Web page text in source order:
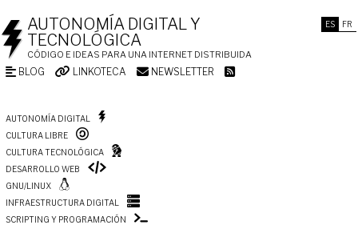
ES FR
AUTONOMÍA DIGITAL Y
TECNOLÓGICA
CÓDIGO E IDEAS PARA UNA INTERNET DISTRIBUIDA
BLOG LINKOTECA NEWSLETTER
AUTONOMÍA DIGITAL
CULTURA LIBRE
CULTURA TECNOLÓGICA
DESARROLLO WEB
GNU/LINUX
INFRAESTRUCTURA DIGITAL
SCRIPTING Y PROGRAMACIÓN